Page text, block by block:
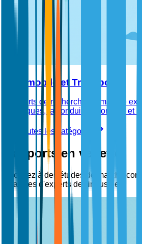
Automobile et Transports
Rapports de recherche de marché
électriques, la conduite autonome et
Voir toutes les catégories
Rapports en vedette
Accédez à des études de marché
analyses d'experts de l'industrie